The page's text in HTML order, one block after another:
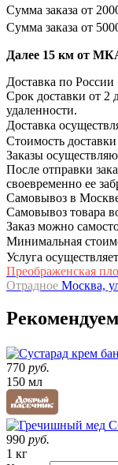
Сумма заказа от
Сумма заказа от
Далее 15 км от
Доставка по России
Срок доставки от 2
удаленности.
Доставка
Стоимость
Заказы
После отправки
своевременно ее
Самовывоз в
Самовывоз товара
Заказ можно
Минимальная
Услуга
Преображенская
Отрадное Москва,
770 руб.
150 мл
990 руб.
1 кг